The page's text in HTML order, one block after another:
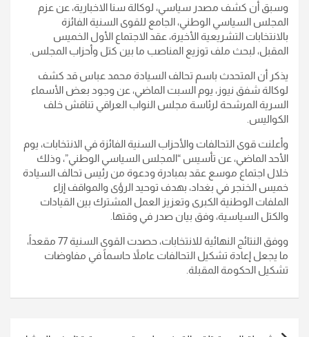
وسبق أن كشف مصدر سياسي، لوكالة سنا الاخبارية، عن عزم
المجلس السياسي الوطني، الجامع للقوى السنية الفائزة
بالانتخابات التشريعية الأخيرة، عقد الاجتماع الأول الخميس
المقبل، لبحث ملف توزيع المناصب ما بين كتل وأحزاب المجلس.
يذكر أن المتحدث باسم تحالف السيادة محمد عباس قد كشف
لوكالة شفق نيوز، يوم السبت الماضي، عن وجود بعض الأسماء
السرية المرشحة لرئاسة مجلس النواب العراقي تناقش خلف
الكواليس.
وأعلنت قوى التحالفات والأحزاب السنية الفائزة في الانتخابات، يوم
الأحد الماضي، عن تأسيس “المجلس السياسي الوطني”، وذلك
خلال اجتماع موسع عقد بمبادرة ودعوة من رئيس تحالف السيادة
خميس الخنجر في بغداد، بهدف توحيد الرؤى والمواقف إزاء
الملفات الوطنية الكبرى وتعزيز العمل المشترك بين القيادات
والكتل السياسية، وفق بيان صدر في وقتها.
ووفق النتائج النهائية للانتخابات، حصدت القوى السنية 77 مقعداً،
ما يجعل إعادة تشكيل التحالفات عاملاً حاسماً في مفاوضات
تشكيل الحكومة المقبلة.
تصفّح